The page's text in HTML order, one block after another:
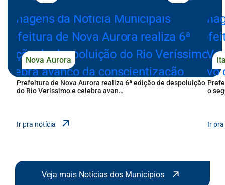
Nova Aurora
Prefeitura de Nova Aurora realiza 6ª edição de despoluição
do Rio Veríssimo e celebra avan…
Ir pra notícia notícias dos
o
Ir
Veja mais Notícias dos Municípios